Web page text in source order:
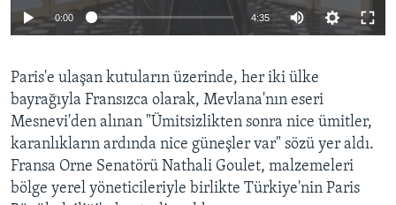
0:00 4:35
Paris'e ulaşan kutuların üzerinde, her iki ülke
bayrağıyla Fransızca olarak, Mevlana'nın eseri
Mesnevi'den alınan "Ümitsizlikten sonra nice ümitler,
karanlıkların ardında nice güneşler var" sözü yer aldı.
Fransa Orne Senatörü Nathali Goulet, malzemeleri
bölge yerel yöneticileriyle birlikte Türkiye'nin Paris